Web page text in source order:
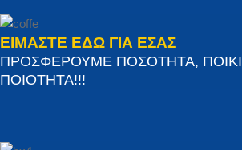
ΕΙΜΑΣΤΕ ΕΔΩ ΓΙΑ ΕΣΑΣ
ΠΡΟΣΦΕΡΟΥΜΕ ΠΟΣΟΤΗΤΑ,
ΠΟΙΟΤΗΤΑ!!!